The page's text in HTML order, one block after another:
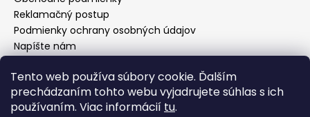
Tento web používa súbory cookie. Ďalším
prechádzaním tohto webu vyjadrujete súhlas s ich
používaním. Viac informácií tu.
Reklamačný postup
Podmienky ochrany osobných údajov
Napíšte nám